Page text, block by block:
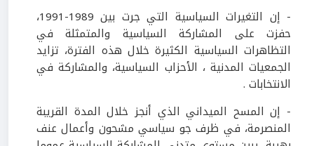
- إن التغيرات السياسية التي جرت بين 1989-1991،
حفزت على المشاركة السياسية والمتمثلة في
التظاهرات السياسية الكثيرة خلال هذه الفترة، تزايد
الجمعيات المدنية ، الأحزاب السياسية، والمشاركة في
الانتخابات .
- إن المسح الميداني الذي أنجز خلال المدة القريبة
المنصرمة، في ظرف جو سياسي مشحون وأعمال عنف